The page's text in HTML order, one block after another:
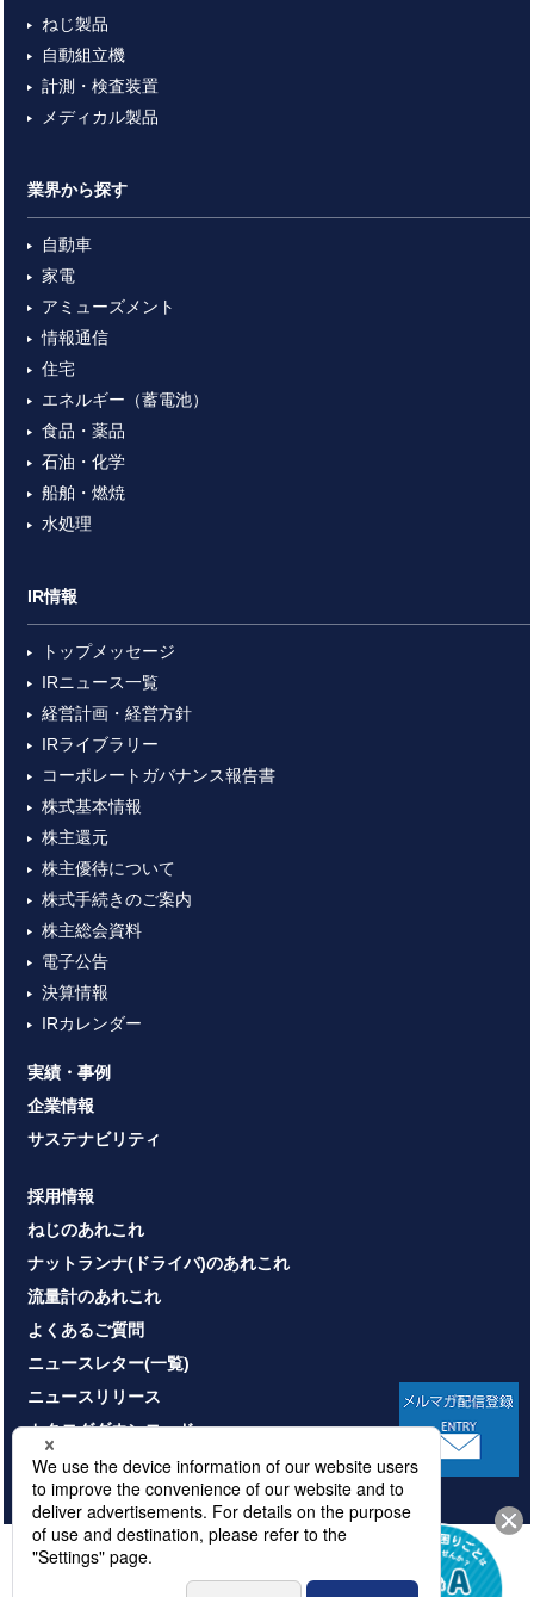
ねじ製品
自動組立機
計測・検査装置
メディカル製品
業界から探す
自動車
家電
アミューズメント
情報通信
住宅
エネルギー（蓄電池）
食品・薬品
石油・化学
船舶・燃焼
水処理
IR情報
トップメッセージ
IRニュース一覧
経営計画・経営方針
IRライブラリー
コーポレートガバナンス報告書
株式基本情報
株主還元
株主優待について
株式手続きのご案内
株主総会資料
電子公告
決算情報
IRカレンダー
実績・事例
企業情報
サステナビリティ
採用情報
ねじのあれこれ
ナットランナ(ドライバ)のあれこれ
流量計のあれこれ
よくあるご質問
ニュースレター(一覧)
ニュースリリース
カタログダウンロード
お問い合わせ
プライバシーポリシー
情報セキュリティ基本方針